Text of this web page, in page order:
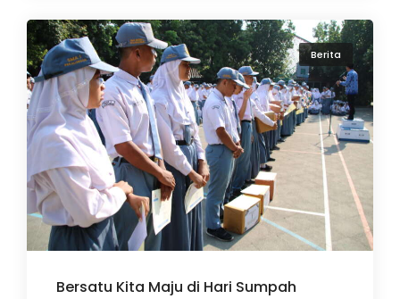
Berita
Bersatu Kita Maju di Hari Sumpah